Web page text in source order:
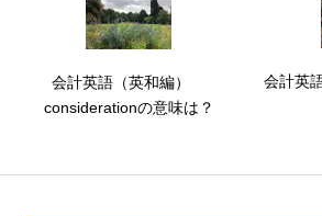
会計英語（英和編）
considerationの意味は？
会計英